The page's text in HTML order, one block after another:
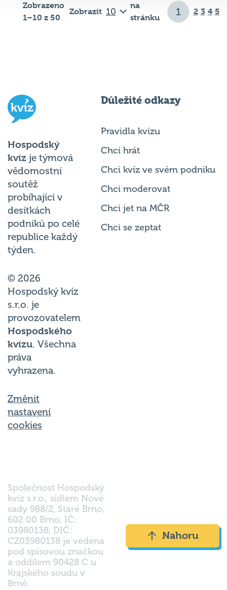
Zobrazeno
1–10 z 50
Zobrazit
na
stránku
2 3 4 5
Hospodský
kvíz je týmová
vědomostní
soutěž
probíhající v
desítkách
podniků po celé
republice každý
týden.
© 2026
Hospodský kvíz
s.r.o. je
provozovatelem
Hospodského
kvízu. Všechna
práva
vyhrazena.
Změnit
nastavení
cookies
Důležité odkazy
Pravidla kvízu
Chci hrát
Chci kvíz ve svém podniku
Chci moderovat
Chci jet na MČR
Chci se zeptat
Společnost Hospodský
kvíz s.r.o., sídlem Nové
sady 988/2, Staré Brno,
602 00 Brno, IČ:
03980138, DIČ:
CZ03980138 je vedena
pod spisovou značkou
a oddílem 90428 C u
Krajského soudu v
Brně.
Nahoru